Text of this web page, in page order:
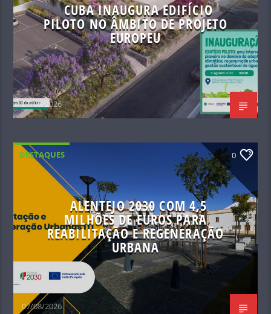
CUBA INAUGURA EDIFÍCIO
PILOTO NO ÂMBITO DE PROJETO
EUROPEU
07/08/2026
DESTAQUES 0
ALENTEJO 2030 COM 4,5
MILHÕES DE EUROS PARA
REABILITAÇÃO E REGENERAÇÃO
URBANA
07/08/2026